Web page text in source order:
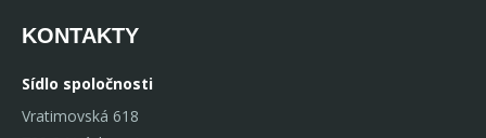
KONTAKTY
Sídlo spoločnosti
Vratimovská 618